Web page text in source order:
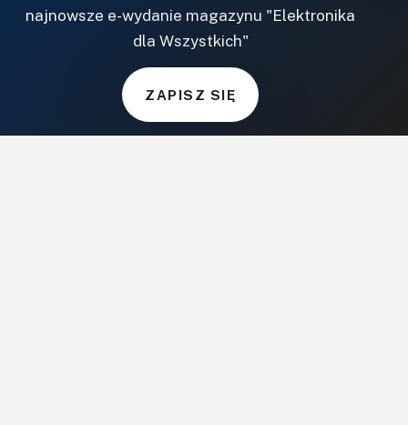
CzasNaWnetrze.pl
MagazynGitarzysta.pl
MagazynPerkusista.pl
najnowsze e-wydanie magazynu "Elektronika
dla Wszystkich"
ZAPISZ SIĘ